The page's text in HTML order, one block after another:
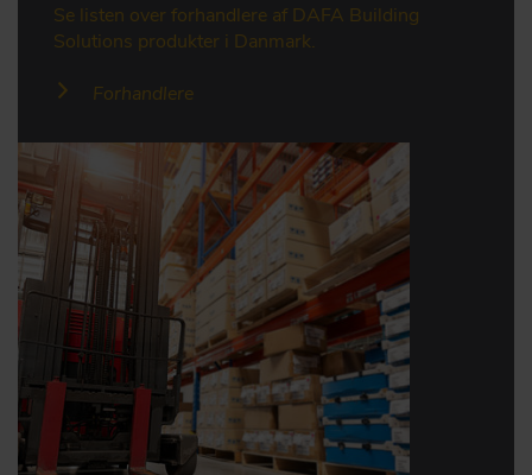
Se listen over forhandlere af DAFA Building
Solutions produkter i Danmark.
Forhandlere